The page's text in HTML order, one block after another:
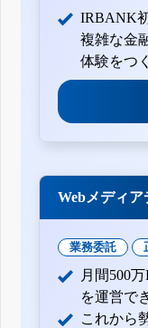
IRBANK
複雑な金
体験をつ
Webメディ
業務委託
月間500
を運営で
これから